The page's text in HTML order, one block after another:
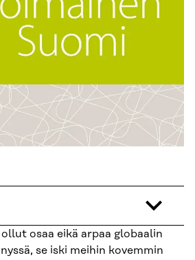
osaa eikä arpaa globaalin
se iski meihin kovemmin